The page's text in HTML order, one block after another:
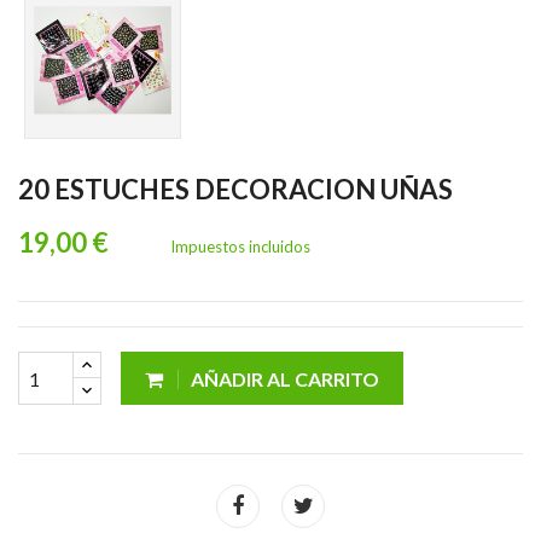
20 ESTUCHES DECORACION UÑAS
19,00 €
Impuestos incluidos
AÑADIR AL CARRITO